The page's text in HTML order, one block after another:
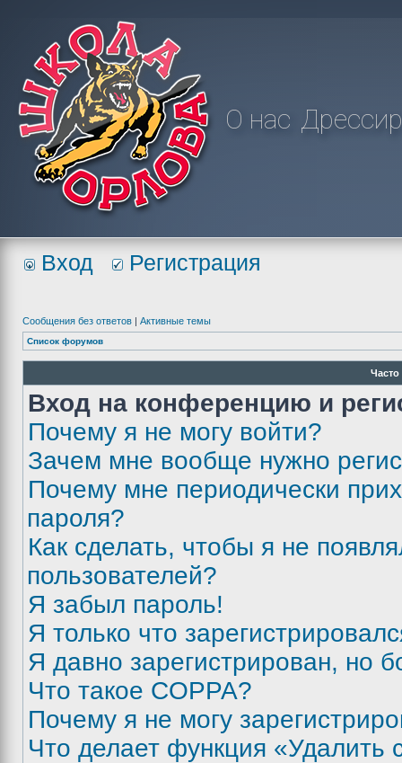
О нас
Вход Регистрация
Сообщения без ответов | Активные темы
Список форумов
Вход на конференцию и
Почему я не могу войти?
Зачем мне вообще нужно
Почему мне периодически
пароля?
Как сделать, чтобы я не
пользователей?
Я забыл пароль!
Я только что
Я давно зарегистрирован, но
Что такое COPPA?
Почему я не могу
Что делает функция «Удалить